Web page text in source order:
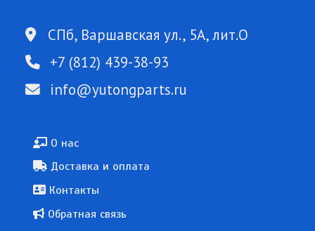
СПб, Варшавская ул., 5А, лит.О
+7 (812) 439-38-93
info@yutongparts.ru
Подвал
О нас
Доставка и оплата
Контакты
Обратная связь